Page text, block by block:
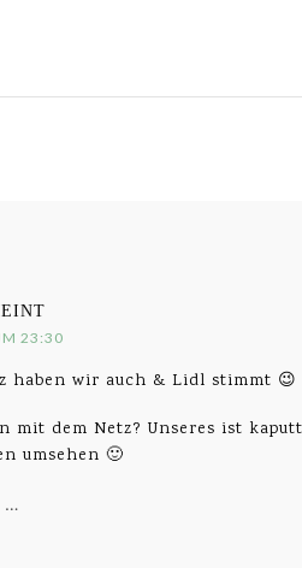
23:30
haben wir auch & Lidl stimmt 😉
mit dem Netz? Unseres ist
umsehen 🙂
…